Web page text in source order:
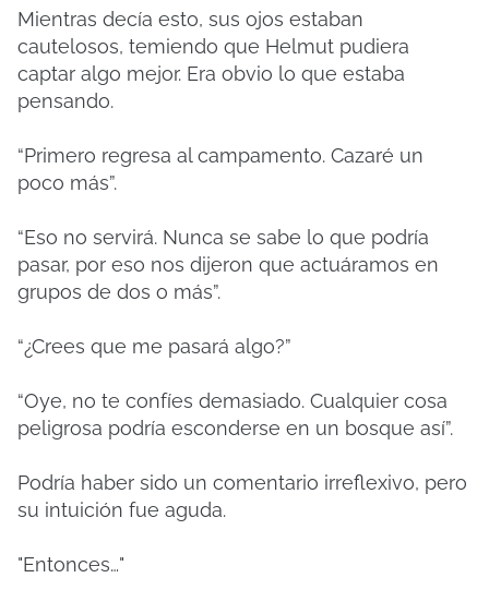
Mientras decía esto, sus ojos estaban
cautelosos, temiendo que Helmut pudiera
captar algo mejor. Era obvio lo que estaba
pensando.
“Primero regresa al campamento. Cazaré un
poco más”.
“Eso no servirá. Nunca se sabe lo que podría
pasar, por eso nos dijeron que actuáramos en
grupos de dos o más”.
“¿Crees que me pasará algo?”
“Oye, no te confíes demasiado. Cualquier cosa
peligrosa podría esconderse en un bosque así”.
Podría haber sido un comentario irreflexivo, pero
su intuición fue aguda.
"Entonces…"